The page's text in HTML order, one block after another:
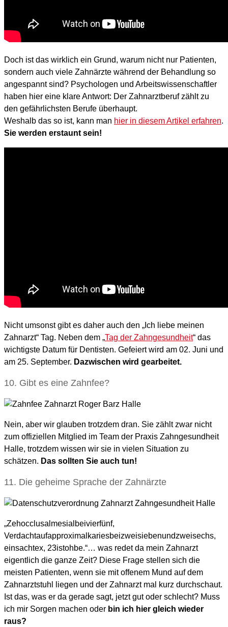
Doch ist das wirklich ein Grund, warum nicht nur Patienten,
sondern auch viele Zahnärzte während der Behandlung so
angespannt sind? Psychologen und Arbeitswissenschaftler
haben hier eine klare Antwort: Der Zahnarztberuf zählt zu
den gefährlichsten Berufe überhaupt.
Weshalb das so ist, kann man hier in diesem Artikel erfahren.
Sie werden erstaunt sein!
Nicht umsonst gibt es daher auch den „Ich liebe meinen
Zahnarzt“ Tag. Neben dem „Tag der Zahngesundheit“ das
wichtigste Datum für Dentisten. Gefeiert wird am 02. Juni und
am 25. September. Dazwischen wird gearbeitet.
10. Gibt es eine Zahnfee?
Nein, aber wir glauben trotzdem dran. Sie zählt zwar nicht
zum offiziellen Mitglied im Team der Praxis Zahngesundheit
Halle, trotzdem wissen wir sie in vielen Situation zu
schätzen. Das sollten Sie auch tun!
11. Die geheime Sprache der Zahnärzte
„Zehocclusalmesialbeivierfünf,
Verdachtaufapproximalkariesbeizweisiebenundzweisechs,
einsachtex, 23istohbe.“… was redet da mein Zahnarzt
eigentlich die ganze Zeit? Diese Frage stellen sich die
meisten Patienten, wenn sie mit offenem Mund auf dem
Zahnarztstuhl liegen und der Zahnarzt mal kurz durchschaut.
Ist das, was er da gerade sagt, jetzt gut oder schlecht? Muss
ich mir Sorgen machen oder bin ich hier gleich wieder
raus?